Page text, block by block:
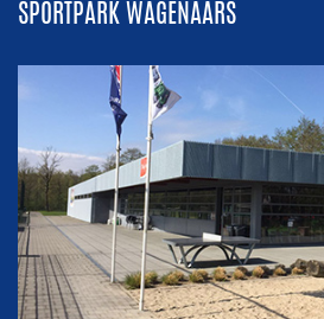
SPORTPARK WAGENAARS